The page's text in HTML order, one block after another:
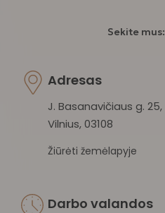
Sekite mus:
Adresas
J. Basanavičiaus g. 25,
Vilnius, 03108
Žiūrėti žemėlapyje
Darbo valandos